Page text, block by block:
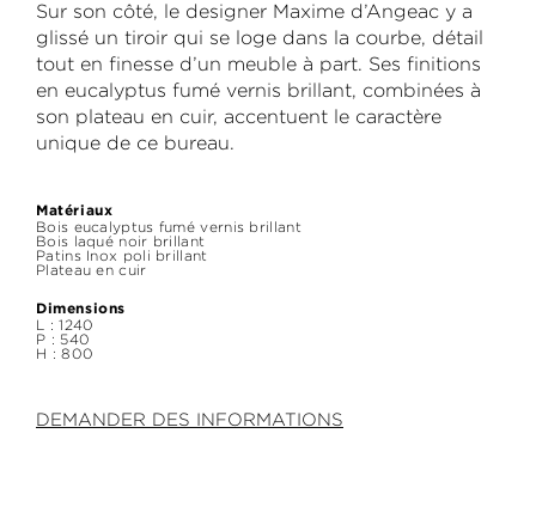
Sur son côté, le designer Maxime d’Angeac y a
glissé un tiroir qui se loge dans la courbe, détail
tout en finesse d’un meuble à part. Ses finitions
en eucalyptus fumé vernis brillant, combinées à
son plateau en cuir, accentuent le caractère
unique de ce bureau.
Matériaux
Bois eucalyptus fumé vernis brillant
Bois laqué noir brillant
Patins Inox poli brillant
Plateau en cuir
Dimensions
L : 1240
P : 540
H : 800
DEMANDER DES INFORMATIONS